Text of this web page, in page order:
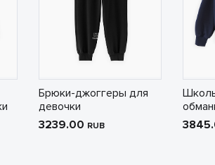
Брюки-джоггеры для
девочки
3239.00 RUB